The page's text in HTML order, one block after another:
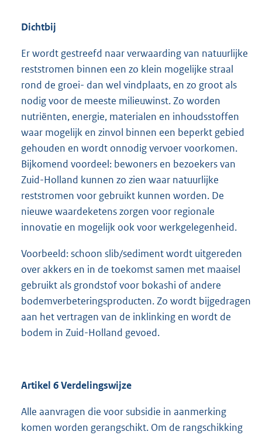
Dichtbij
Er wordt gestreefd naar verwaarding van natuurlijke
reststromen binnen een zo klein mogelijke straal
rond de groei- dan wel vindplaats, en zo groot als
nodig voor de meeste milieuwinst. Zo worden
nutriënten, energie, materialen en inhoudsstoffen
waar mogelijk en zinvol binnen een beperkt gebied
gehouden en wordt onnodig vervoer voorkomen.
Bijkomend voordeel: bewoners en bezoekers van
Zuid-Holland kunnen zo zien waar natuurlijke
reststromen voor gebruikt kunnen worden. De
nieuwe waardeketens zorgen voor regionale
innovatie en mogelijk ook voor werkgelegenheid.
Voorbeeld: schoon slib/sediment wordt uitgereden
over akkers en in de toekomst samen met maaisel
gebruikt als grondstof voor bokashi of andere
bodemverbeteringsproducten. Zo wordt bijgedragen
aan het vertragen van de inklinking en wordt de
bodem in Zuid-Holland gevoed.
Artikel 6 Verdelingswijze
Alle aanvragen die voor subsidie in aanmerking
komen worden gerangschikt. Om de rangschikking